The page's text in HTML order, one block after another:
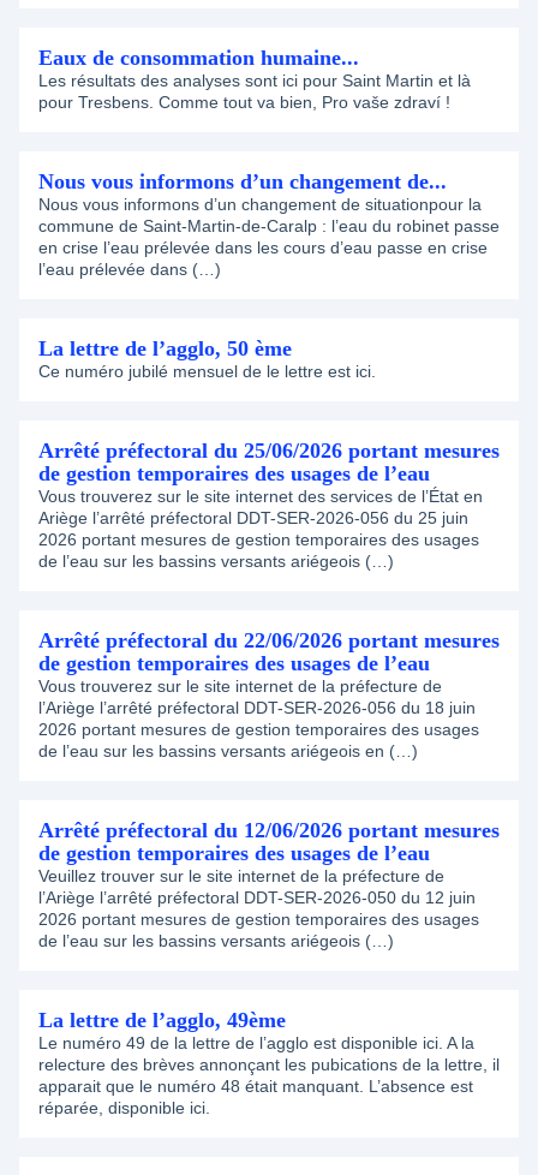
Eaux de consommation humaine...
Les résultats des analyses sont ici pour Saint Martin et là
pour Tresbens. Comme tout va bien, Pro vaše zdraví !
Nous vous informons d’un changement de...
Nous vous informons d’un changement de situationpour la
commune de Saint-Martin-de-Caralp : l’eau du robinet passe
en crise l’eau prélevée dans les cours d’eau passe en crise
l’eau prélevée dans (…)
La lettre de l’agglo, 50 ème
Ce numéro jubilé mensuel de le lettre est ici.
Arrêté préfectoral du 25/06/2026 portant mesures
de gestion temporaires des usages de l’eau
Vous trouverez sur le site internet des services de l’État en
Ariège l’arrêté préfectoral DDT-SER-2026-056 du 25 juin
2026 portant mesures de gestion temporaires des usages
de l’eau sur les bassins versants ariégeois (…)
Arrêté préfectoral du 22/06/2026 portant mesures
de gestion temporaires des usages de l’eau
Vous trouverez sur le site internet de la préfecture de
l’Ariège l’arrêté préfectoral DDT-SER-2026-056 du 18 juin
2026 portant mesures de gestion temporaires des usages
de l’eau sur les bassins versants ariégeois en (…)
Arrêté préfectoral du 12/06/2026 portant mesures
de gestion temporaires des usages de l’eau
Veuillez trouver sur le site internet de la préfecture de
l’Ariège l’arrêté préfectoral DDT-SER-2026-050 du 12 juin
2026 portant mesures de gestion temporaires des usages
de l’eau sur les bassins versants ariégeois (…)
La lettre de l’agglo, 49ème
Le numéro 49 de la lettre de l’agglo est disponible ici. A la
relecture des brèves annonçant les pubications de la lettre, il
apparait que le numéro 48 était manquant. L’absence est
réparée, disponible ici.